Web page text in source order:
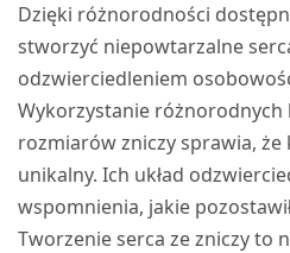
Dzięki różnorodności
stworzyć niepowtarzalne
odzwierciedleniem
Wykorzystanie różnorodnych
rozmiarów zniczy sprawia,
unikalny. Ich układ
wspomnienia, jakie
Tworzenie serca ze zniczy to